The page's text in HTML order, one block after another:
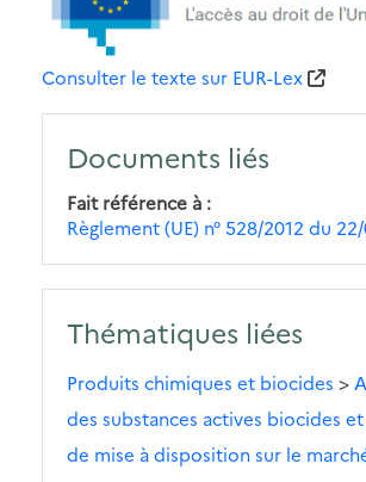
Consulter le texte sur EUR-Lex
Documents liés
Fait référence à
Règlement (UE) n° 528/2012 du
Thématiques liées
Produits chimiques et biocides >
des substances actives biocides
de mise à disposition sur le